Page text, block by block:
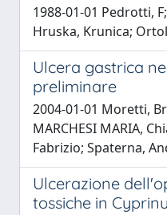
1988-01-01 Pedrotti,
Hruska, Krunica;
Ulcera gastrica
preliminare
2004-01-01 Moretti,
MARCHESI MARIA,
Fabrizio; Spaterna,
Ulcerazione
tossiche in